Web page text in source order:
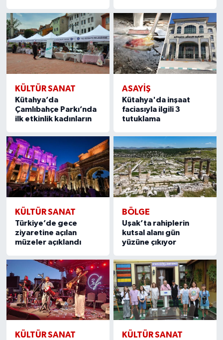
KÜLTÜR SANAT
Kütahya’da
Çamlıbahçe Parkı’nda
ilk etkinlik kadınların
ASAYIŞ
Kütahya'da inşaat
faciasıyla ilgili 3
tutuklama
KÜLTÜR SANAT
Türkiye’de gece
ziyaretine açılan
müzeler açıklandı
BÖLGE
Uşak’ta rahiplerin
kutsal alanı gün
yüzüne çıkıyor
KÜLTÜR SANAT KÜLTÜR SANAT
Spor
Tavşanlı
Teknoloji
Türkiye
Yaşam
Yemek Tarifleri